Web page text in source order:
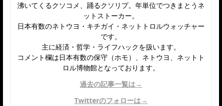
沸いてくるクソコメ、踊るクソリプ。年単位でつきまとうネ
ットストーカー。
日本有数のネトウヨ・キチガイ・ネットトロルウォッチャー
です。
主に経済・哲学・ライフハックを扱います。
コメント欄は日本有数の保守（ホモ）、ネトウヨ、ネットト
ロル博物館となっております。
過去の記事一覧は→
Twitterのフォローは→